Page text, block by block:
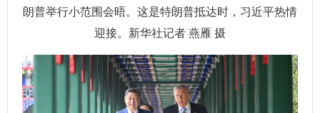
朗普举行小范围会晤。这是特朗普抵达时，习近平热情
迎接。新华社记者 燕雁 摄